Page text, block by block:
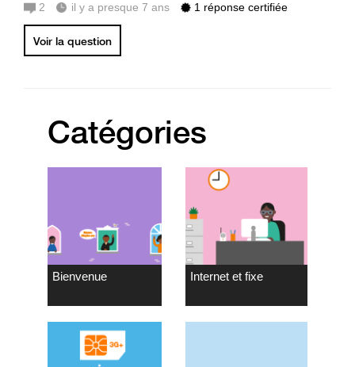
2 il y a presque 7 ans 1 réponse certifiée
Voir la question
Catégories
Bienvenue Internet et fixe